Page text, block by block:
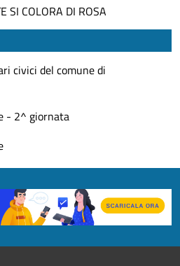
SI COLORA DI ROSA
civici del comune di
- 2^ giornata